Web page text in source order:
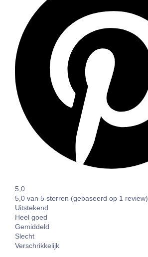
5,0
5,0 van 5 sterren (gebaseerd op 1 review)
Uitstekend
Heel goed
Gemiddeld
Slecht
Verschrikkelijk